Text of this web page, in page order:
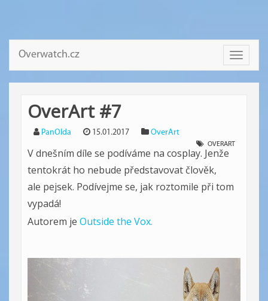
Toggle
Overwatch.cz
OverArt #7
PanOlda 15.01.2017 OverArt
OVERART
V dnešním díle se podíváme na cosplay. Jenže
tentokrát ho nebude představovat člověk,
ale pejsek. Podívejme se, jak roztomile při tom
vypadá!
Autorem je Outside the Vox.